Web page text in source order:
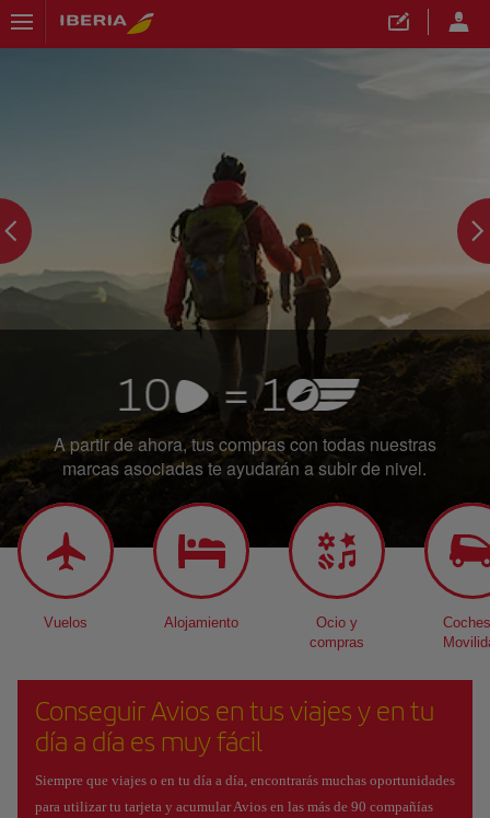
A partir de ahora, tus compras con todas nuestras
marcas asociadas te ayudarán a subir de nivel.
Vuelos Alojamiento
Ocio y
compras
Conseguir Avios en tus viajes y en tu
día a día es muy fácil
Siempre que viajes o en tu día a día, encontrarás muchas oportunidades
para utilizar tu tarjeta y acumular Avios en las más de 90 compañías